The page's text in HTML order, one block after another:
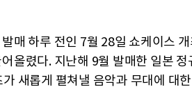
매 하루 전인 7월 28일 쇼케이스
올렸다. 지난해 9월 발매한 일본 정
새롭게 펼쳐낼 음악과 무대에 대